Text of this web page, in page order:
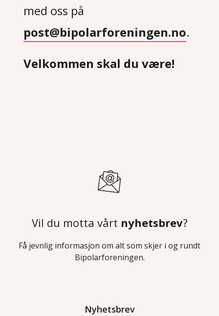
med oss på
post@bipolarforeningen.no.
Velkommen skal du være!
Vil du motta vårt nyhetsbrev?
Få jevnlig informasjon om alt som skjer i og rundt
Bipolarforeningen.
Nyhetsbrev